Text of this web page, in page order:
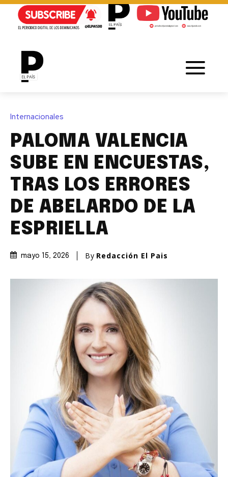
Internacionales
PALOMA VALENCIA
SUBE EN ENCUESTAS,
TRAS LOS ERRORES
DE ABELARDO DE LA
ESPRIELLA
mayo 15, 2026 By Redacción El Pais